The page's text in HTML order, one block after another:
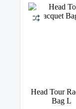
Head Tour
Bag L